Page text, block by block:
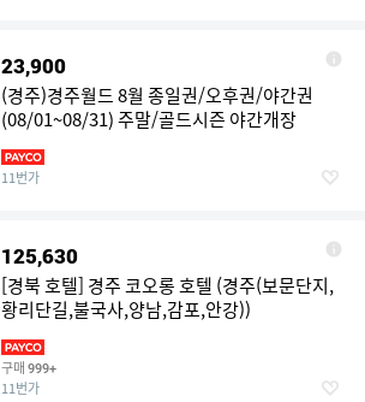
23,900
(경주)경주월드 8월 종일권/오후권/야간권
(08/01~08/31) 주말/골드시즌 야간개장
11번가
125,630
[경북 호텔] 경주 코오롱 호텔 (경주(보문단지,
황리단길,불국사,양남,감포,안강))
구매 999+
11번가